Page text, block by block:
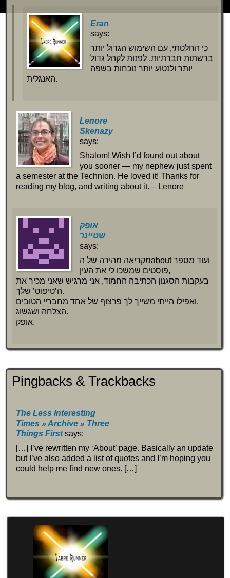
Eran
says:
כי החלטתי, עם השימוש הגדול יותר
ברשתות חברתיות, לפנות לקהל גדול
יותר ולנטוע יותר נוכחות בשפה
האנגלית.
Lenore
Skenazy
says:
Shalom! Wish I’d found out about
you sooner — my nephew just spent
a semester at the Technion. He loved it! Thanks for
reading my blog, and writing about it. – Lenore
אופק
שטיינר
says:
מקריאה מהירה של הabout ועוד מספר
פוסטים שמשכו לי את העין,
בעקבות הסגנון הכתיבה החמוד, אני מרגיש שאני מכיר את
ה’טיפוס’ שלך.
ואפילו הייתי משייך לך פרצוף של אחד מחבריי הטובים.
הצלחה ושגשוג.
אופק.
Pingbacks & Trackbacks
The Less Interesting
Times » Archive » Three
Things First says:
[…] I’ve rewritten my ‘About’ page. Basically an update
but I’ve also added a list of quotes and I’m hoping you
could help me find new ones. […]